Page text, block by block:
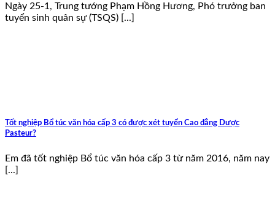
Ngày 25-1, Trung tướng Phạm Hồng Hương, Phó trưởng ban
tuyển sinh quân sự (TSQS) [...]
Tốt nghiệp Bổ túc văn hóa cấp 3 có được xét tuyển Cao đẳng Dược
Pasteur?
Em đã tốt nghiệp Bổ túc văn hóa cấp 3 từ năm 2016, năm nay
[...]